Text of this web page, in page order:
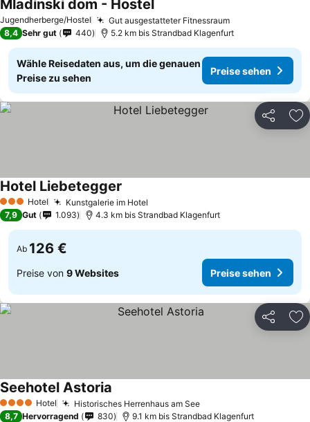
Jugendherberge/Hostel Gut ausgestatteter Fitnessraum
Mladinski dom - Hostel
8,4 Sehr gut 440 5.2 km bis Strandbad Klagenfurt
Wähle Reisedaten aus, um die genauen
Preise zu sehen
Preise sehen
Teilen
3 SterneHotel Kunstgalerie im Hotel
Hotel Liebetegger
7,9 Gut 1.093 4.3 km bis Strandbad Klagenfurt
Ab 126 €
Preise von 9 Websites Preise sehen
Teilen
4 Sterne Hotel Historisches Herrenhaus am See
Seehotel Astoria
8,7 Hervorragend 830 9.1 km bis Strandbad Klagenfurt